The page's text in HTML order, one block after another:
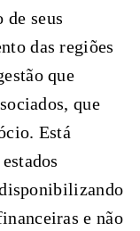
seus
das regiões
que
que
Está
e não